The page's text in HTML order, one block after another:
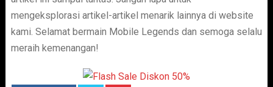
mengeksplorasi artikel-artikel menarik lainnya di website
kami. Selamat bermain Mobile Legends dan semoga selalu
meraih kemenangan!